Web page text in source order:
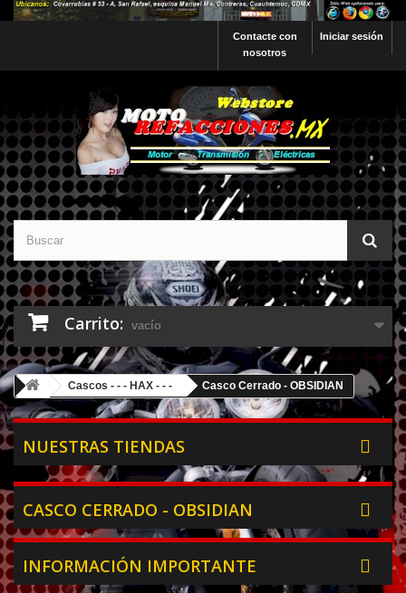
Iniciar sesión
Contacte con
nosotros
Carrito: vacío
Cascos - - - HAX - - - Casco Cerrado - OBSIDIAN
NUESTRAS TIENDAS
CASCO CERRADO - OBSIDIAN
INFORMACIÓN IMPORTANTE